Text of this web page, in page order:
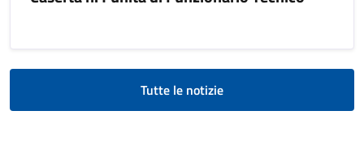
Tutte le notizie